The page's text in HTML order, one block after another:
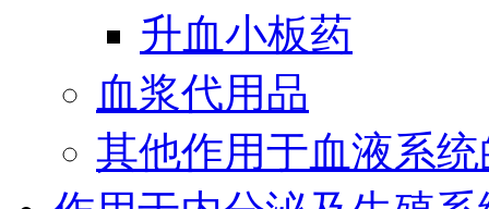
升血小板药
血浆代用品
其他作用于血液系